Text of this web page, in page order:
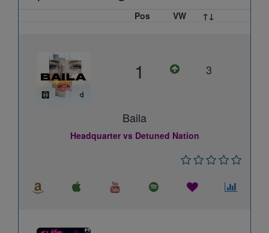
Pos VW ↑↓
1 3
Baila
Headquarter vs Detuned Nation